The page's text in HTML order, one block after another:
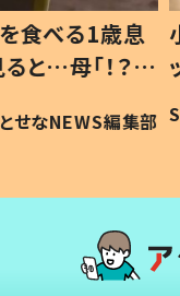
歳息
？」
編集部
小1から
ッド」だ
作り続
#令和の
SNSで話題